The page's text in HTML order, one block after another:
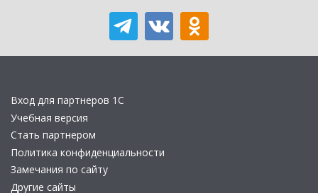
Вход для партнеров 1С
Учебная версия
Стать партнером
Политика конфиденциальности
Замечания по сайту
Другие сайты